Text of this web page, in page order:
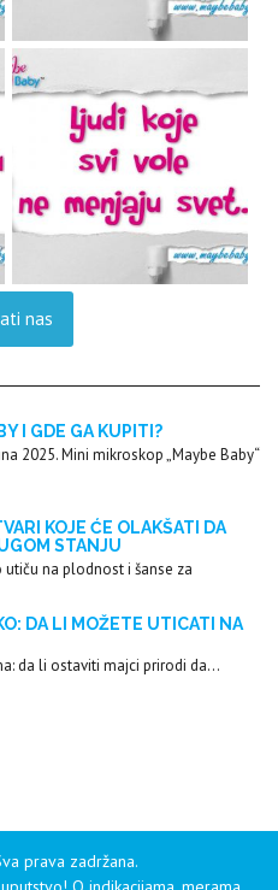
nas
I GDE GA KUPITI?
2025. Mini mikroskop „Maybe Baby“
KOJE ĆE OLAKŠATI DA
STANJU
na plodnost i šanse za
DA LI MOŽETE UTICATI NA
da li ostaviti majci prirodi da...
prava zadržana.